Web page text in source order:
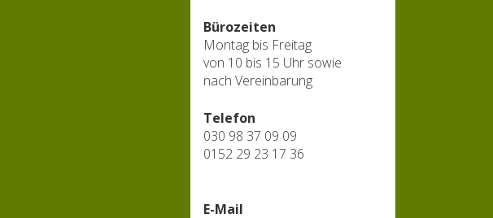
Bürozeiten
Montag bis Freitag
von 10 bis 15 Uhr sowie
nach Vereinbarung
Telefon
030 98 37 09 09
0152 29 23 17 36
E-Mail